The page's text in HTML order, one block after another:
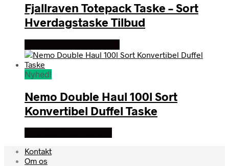
Fjallraven Totepack Taske – Sort
Hverdagstaske Tilbud
Nyhed!
Nemo Double Haul 100l Sort
Konvertibel Duffel Taske
Kontakt
Om os